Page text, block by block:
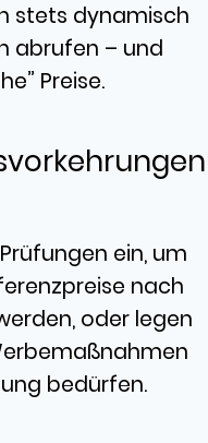
stets dynamisch
abrufen – und
Preise.
ein, um
nach
oder legen
bedürfen.